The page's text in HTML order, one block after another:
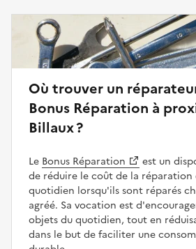
Où trouver un
Bonus Réparation à
Billaux ?
Le Bonus Réparation
est un
de réduire le coût de la
quotidien lorsqu'ils sont réparés
agréé. Sa vocation est
objets du quotidien, tout en
dans le but de faciliter une